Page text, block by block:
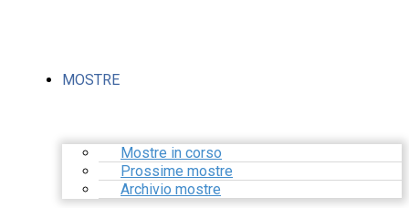
MOSTRE
Mostre in corso
Prossime mostre
Archivio mostre